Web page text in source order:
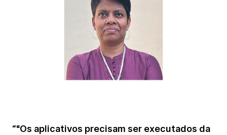
“"Os aplicativos precisam ser executados da